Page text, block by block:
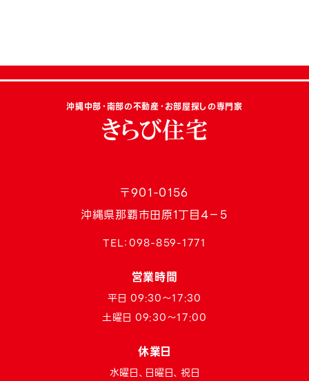
沖縄中部・南部の不動産・お部屋探しの専門家
〒901-0156
沖縄県那覇市田原1丁目4−5
TEL：098-859-1771
営業時間
平日 09:30〜17:30
土曜日 09:30〜17:00
休業日
水曜日、日曜日、祝日